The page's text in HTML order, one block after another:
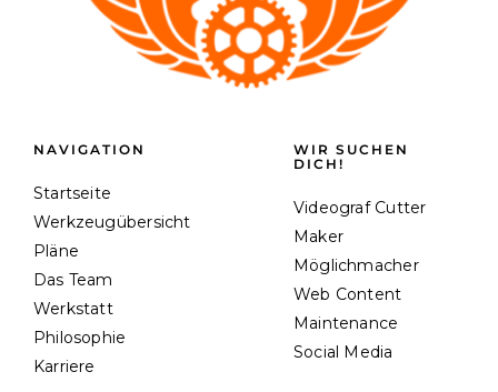
NAVIGATION
Startseite
Werkzeugübersicht
Pläne
Das Team
Werkstatt
Philosophie
Karriere
WIR SUCHEN
DICH!
Videograf Cutter
Maker
Möglichmacher
Web Content
Maintenance
Social Media